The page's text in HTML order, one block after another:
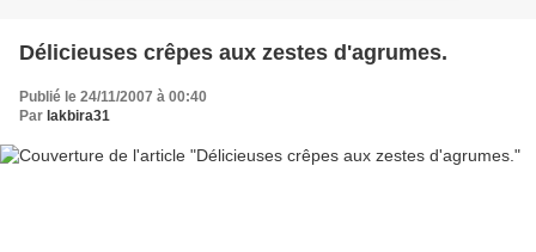
Délicieuses crêpes aux zestes d'agrumes.
Publié le 24/11/2007 à 00:40
Par lakbira31